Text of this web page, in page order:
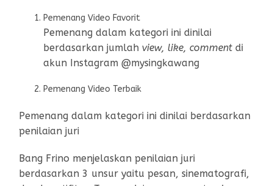
Pemenang Video Favorit
Pemenang dalam kategori ini dinilai
berdasarkan jumlahview, like, comment di
akun Instagram @mysingkawang
Pemenang Video Terbaik
Pemenang dalam kategori ini dinilai berdasarkan
penilaian juri
Bang Frino menjelaskan penilaian juri
berdasarkan 3 unsur yaitu pesan, sinematografi,